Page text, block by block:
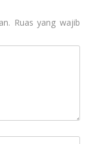
Ruas yang wajib